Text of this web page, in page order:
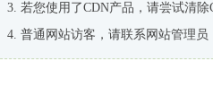
若您使用了CDN产品，请尝试清除
普通网站访客，请联系网站管理员